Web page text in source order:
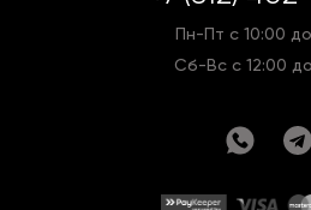
Пн-Пт с 10:00
Сб-Вс с 12:00